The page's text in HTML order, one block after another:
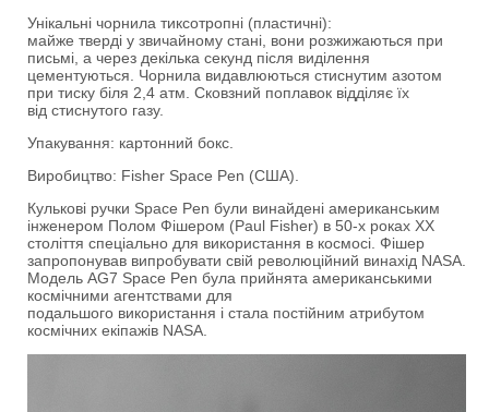
Унікальні чорнила тиксотропні (пластичні):
майже тверді у звичайному стані, вони розжижаються при
письмі, а через декілька секунд після виділення
цементуються. Чорнила видавлюються стиснутим азотом
при тиску біля 2,4 атм. Сковзний поплавок відділяє їх
від стиснутого газу.
Упакування: картонний бокс.
Виробицтво: Fisher Space Pen (США).
Кулькові ручки Space Pen були винайдені американським
інженером Полом Фішером (Paul Fisher) в 50-х роках XX
століття спеціально для використання в космосі. Фішер
запропонував випробувати свій революційний винахід NASA.
Модель AG7 Space Pen була прийнята американськими
космічними агентствами для
подальшого використання і стала постійним атрибутом
космічних екіпажів NASA.